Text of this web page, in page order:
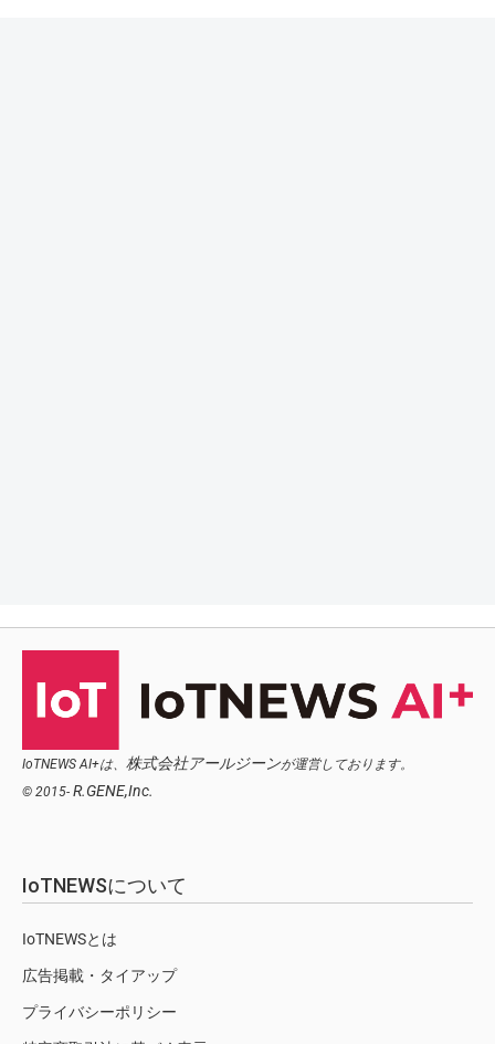
IoTNEWS AI+は、 株式会社アールジーンが運営しております。
© 2015- R.GENE,Inc.
IoTNEWSについて
IoTNEWSとは
広告掲載・タイアップ
プライバシーポリシー